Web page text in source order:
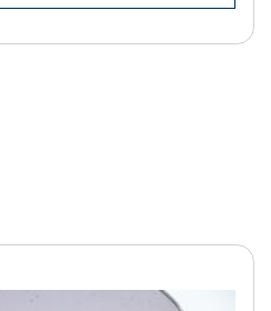
BOW PRO-thrustrar